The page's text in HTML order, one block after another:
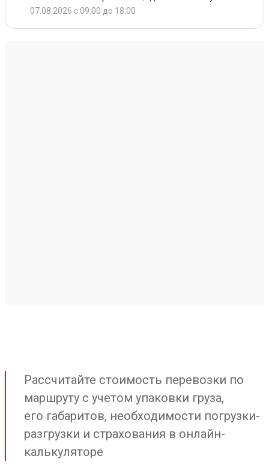
07.08.2026 с 09:00 до 18:00
Рассчитайте стоимость перевозки по
маршруту с учетом упаковки груза,
его габаритов, необходимости погрузки-
разгрузки и страхования в онлайн-
калькуляторе